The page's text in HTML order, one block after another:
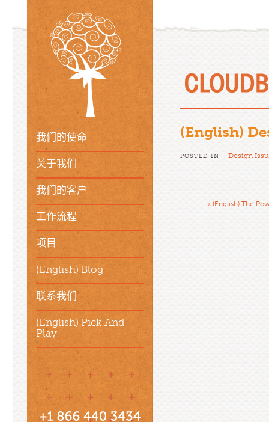
我们的使命
关于我们
我们的客户
工作流程
项目
(English) Blog
联系我们
(English) Pick And
Play
(English)
POSTED IN: Design
« (English) The